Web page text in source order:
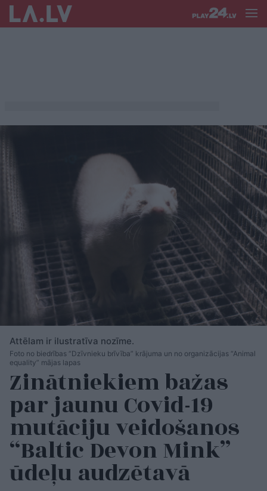
Attēlam ir ilustratīva nozīme.
Foto no biedrības “Dzīvnieku brīvība” krājuma un no organizācijas “Animal
equality” mājas lapas
Zinātniekiem bažas
par jaunu Covid-19
mutāciju veidošanos
“Baltic Devon Mink”
ūdeļu audzētavā